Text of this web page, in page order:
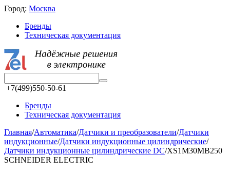
Город: Москва
Бренды
Техническая документация
+7(499)550-50-61
Бренды
Техническая документация
Главная/Автоматика/Датчики и преобразователи/Датчики
индукционные/Датчики индукционные цилиндрические/
Датчики индукционные цилиндрические DC/XS1M30MB250
SCHNEIDER ELECTRIC